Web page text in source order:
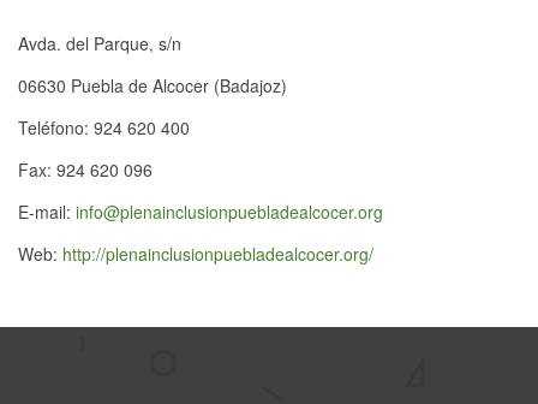
Avda. del Parque, s/n
06630 Puebla de Alcocer (Badajoz)
Teléfono: 924 620 400
Fax: 924 620 096
E-mail: info@plenainclusionpuebladealcocer.org
Web: http://plenainclusionpuebladealcocer.org/